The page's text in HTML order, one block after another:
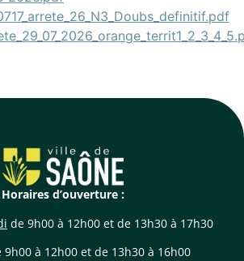
Horaires d’ouverture :
de 9h00 à 12h00 et de 13h30 à 17h30
9h00 à 12h00 et de 13h30 à 16h00